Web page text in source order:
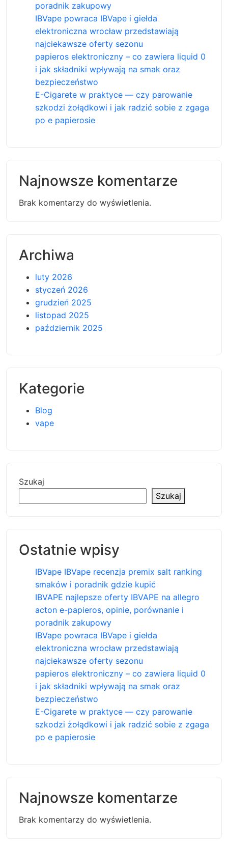
poradnik zakupowy
IBVape powraca IBVape i giełda
elektroniczna wrocław przedstawiają
najciekawsze oferty sezonu
papieros elektroniczny – co zawiera liquid 0
i jak składniki wpływają na smak oraz
bezpieczeństwo
E-Cigarete w praktyce — czy parowanie
szkodzi żołądkowi i jak radzić sobie z zgaga
po e papierosie
Najnowsze komentarze
Brak komentarzy do wyświetlenia.
Archiwa
luty 2026
styczeń 2026
grudzień 2025
listopad 2025
październik 2025
Kategorie
Blog
vape
Szukaj
Szukaj
Ostatnie wpisy
IBVape IBVape recenzja premix salt ranking
smaków i poradnik gdzie kupić
IBVAPE najlepsze oferty IBVAPE na allegro
acton e-papieros, opinie, porównanie i
poradnik zakupowy
IBVape powraca IBVape i giełda
elektroniczna wrocław przedstawiają
najciekawsze oferty sezonu
papieros elektroniczny – co zawiera liquid 0
i jak składniki wpływają na smak oraz
bezpieczeństwo
E-Cigarete w praktyce — czy parowanie
szkodzi żołądkowi i jak radzić sobie z zgaga
po e papierosie
Najnowsze komentarze
Brak komentarzy do wyświetlenia.